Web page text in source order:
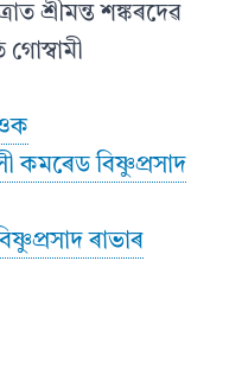
শ্ৰীমন্ত শঙ্কৰদেৱ
কমৰেড বিষ্ণুপ্ৰসাদ
ৰাভাৰ